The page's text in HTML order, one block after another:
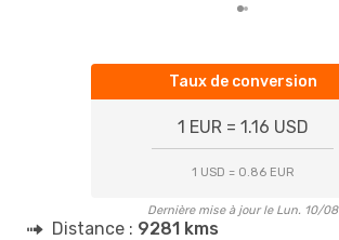
Taux de conversion
1 EUR = 1.16 USD
1 USD = 0.86 EUR
Dernière mise à jour le Lun. 10/08
Distance : 9281 kms